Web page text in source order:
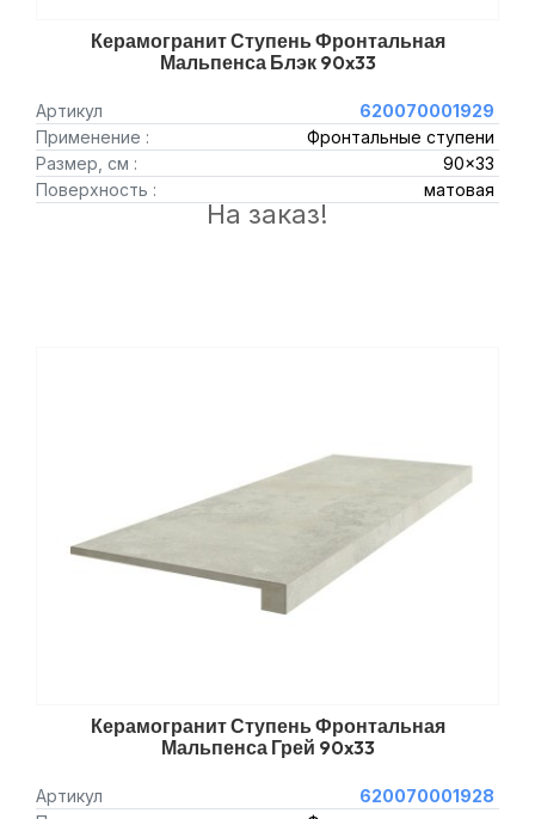
Керамогранит Ступень Фронтальная
Мальпенса Блэк 90x33
Артикул
620070001929
Применение :
Фронтальные ступени
Размер, см :
90x33
Поверхность :
матовая
На заказ!
Керамогранит Ступень Фронтальная
Мальпенса Грей 90x33
Артикул
620070001928